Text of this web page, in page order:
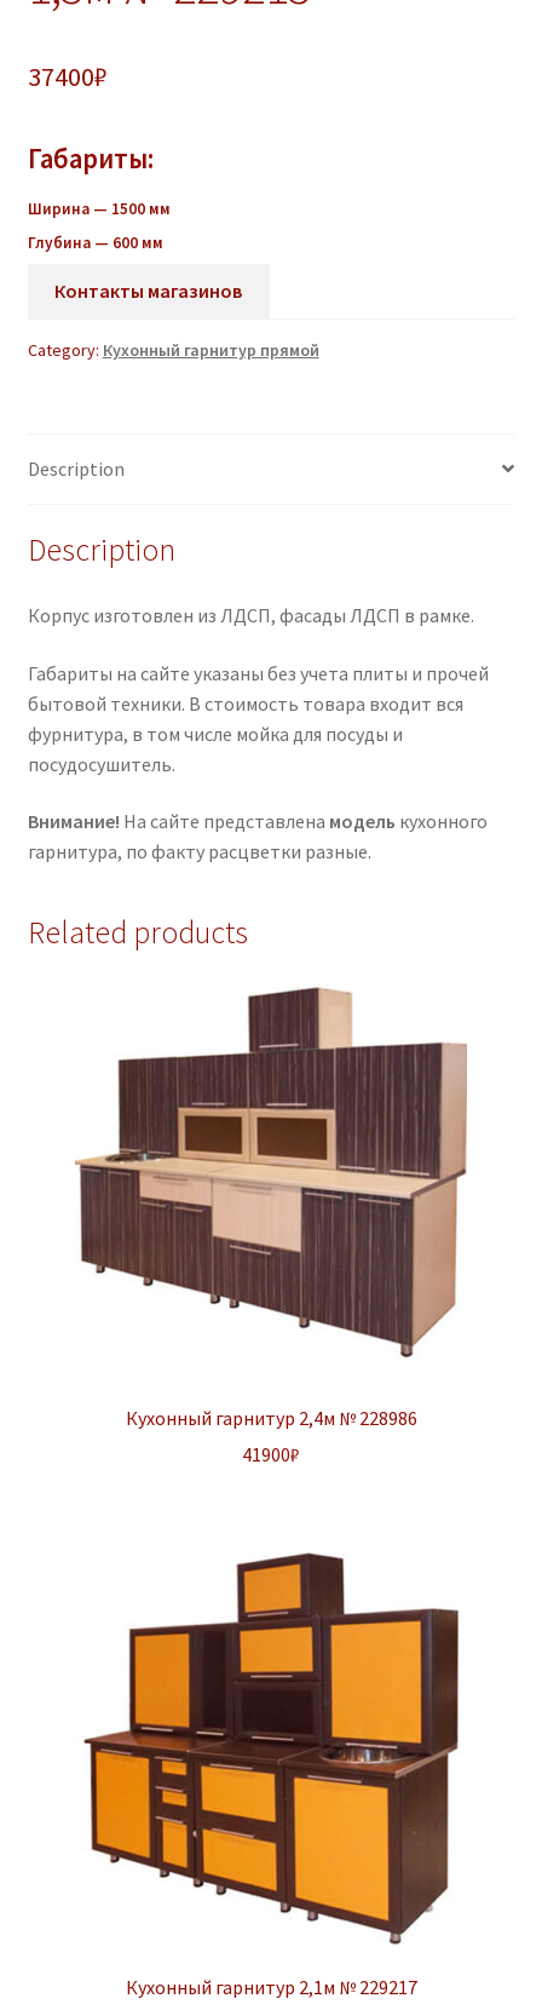
37400₽
Габариты:
Ширина — 1500 мм
Глубина — 600 мм
Контакты магазинов
Category: Кухонный гарнитур прямой
Description
Description
Корпус изготовлен из ЛДСП, фасады ЛДСП в рамке.
Габариты на сайте указаны без учета плиты и прочей
бытовой техники. В стоимость товара входит вся
фурнитура, в том числе мойка для посуды и
посудосушитель.
Внимание! На сайте представлена модель кухонного
гарнитура, по факту расцветки разные.
Related products
Кухонный гарнитур 2,4м № 228986
41900₽
Кухонный гарнитур 2,1м № 229217